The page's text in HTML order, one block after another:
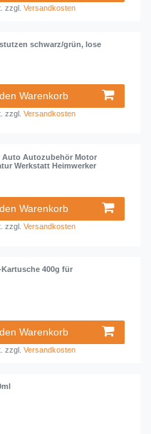
zzgl.Versandkosten
schwarz/grün, lose
Warenkorb
zzgl.Versandkosten
Auto Autozubehör Motor
Werkstatt Heimwerker
Warenkorb
zzgl.Versandkosten
400g für
Warenkorb
zzgl.Versandkosten